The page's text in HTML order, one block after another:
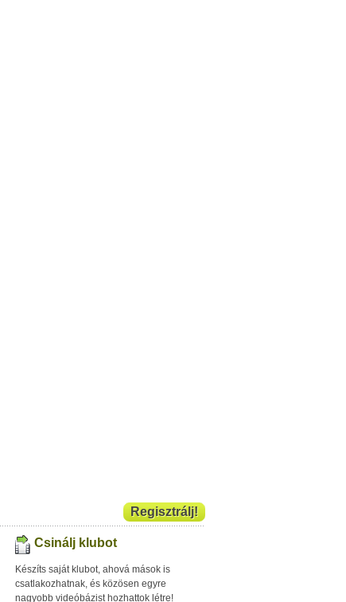
Regisztrálj!
Csinálj klubot
Készíts saját klubot, ahová mások is
csatlakozhatnak, és közösen egyre
nagyobb videóbázist hozhattok létre!